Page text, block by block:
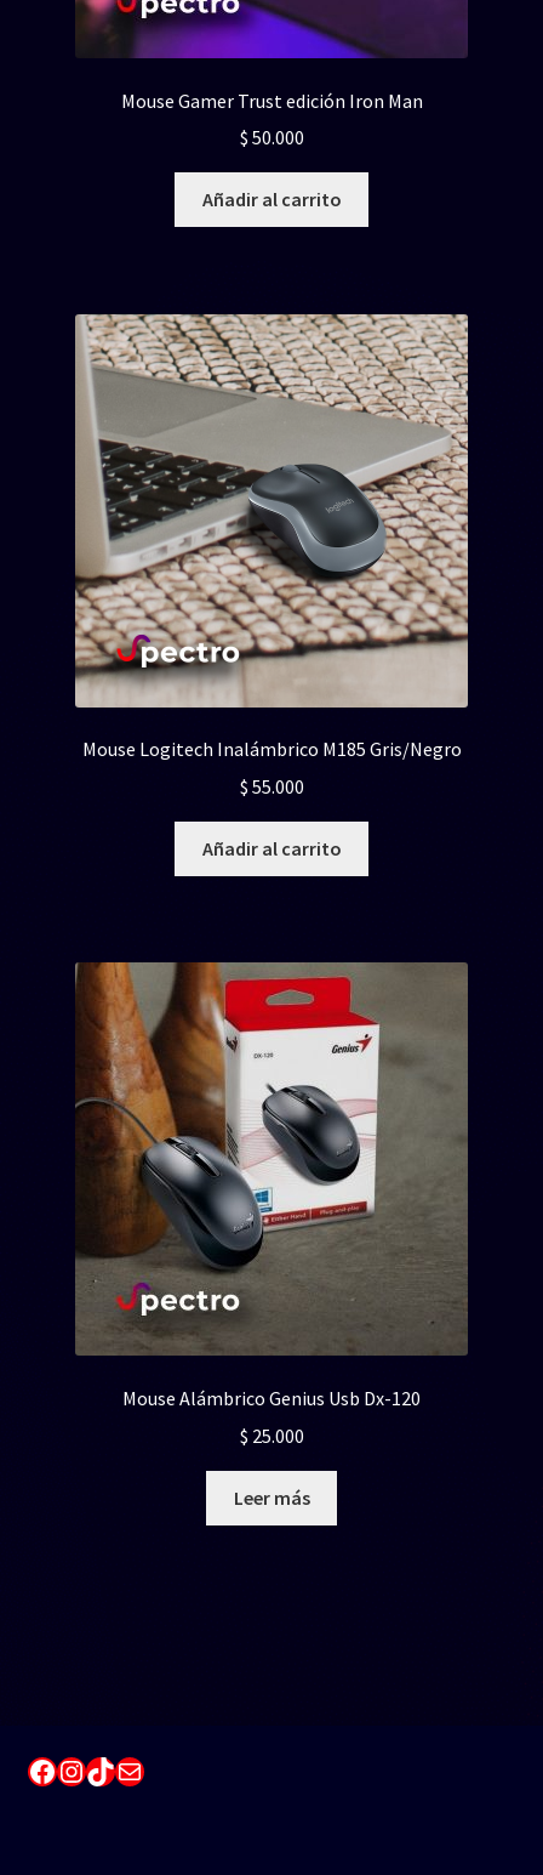
Mouse Gamer Trust edición Iron Man
$ 50.000
Añadir al carrito
Mouse Logitech Inalámbrico M185 Gris/Negro
$ 55.000
Añadir al carrito
Mouse Alámbrico Genius Usb Dx-120
$ 25.000
Leer más
Facebook
Instagram
TikTok
Correo electrónico